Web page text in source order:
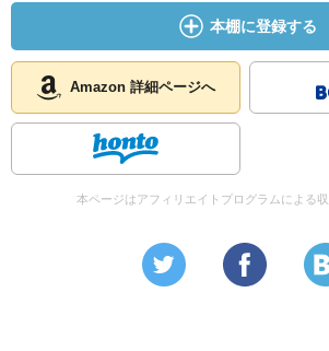
本棚に登録する
Amazon 詳細ページへ
本ページはアフィリエイトプログラムによる